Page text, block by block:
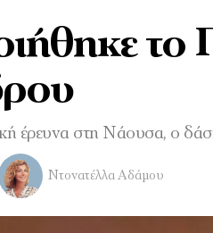
το
έρευνα στη Νάουσα, ο
Ντονατέλλα Αδάμου